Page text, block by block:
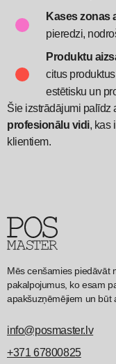
Kases zonas
pieredzi,
Produktu
citus
estētisku un
Šie izstrādājumi palīdz
profesionālu vidi, kas
klientiem.
Mēs cenšamies piedāvāt
pakalpojumus, ko esam
apakšuzņēmējiem un būt
info@posmaster.lv
+371 67800825